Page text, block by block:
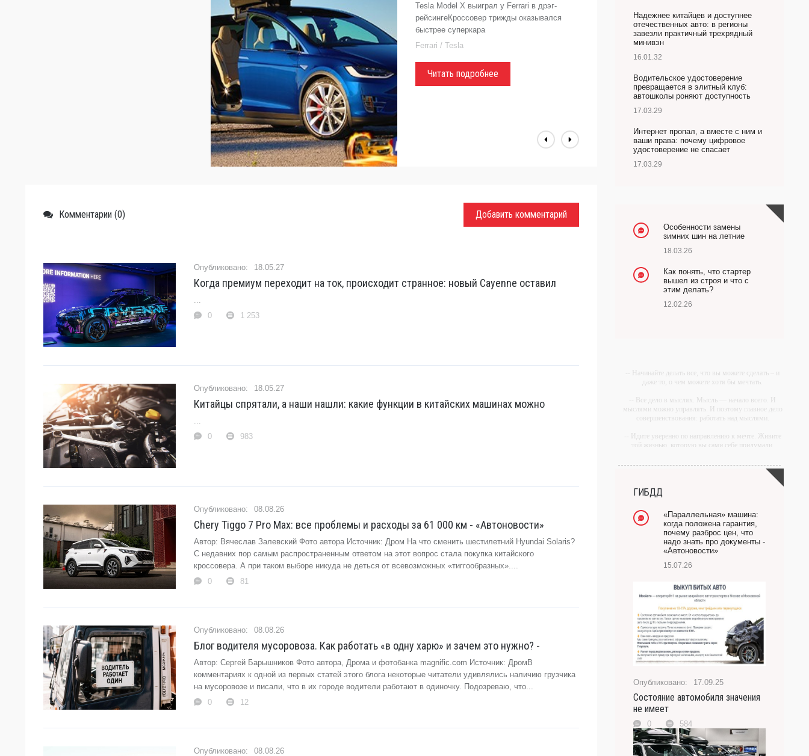
Tesla Model X выиграл у Ferrari в дрэг-
рейсингеКроссовер трижды оказывался
быстрее суперкара
Ferrari / Tesla
Читать подробнее
Комментарии (0) Добавить комментарий
18.05.27
Когда премиум переходит на ток, происходит странное: новый Cayenne оставил
0
1 253
18.05.27
Китайцы спрятали, а наши нашли: какие функции в китайских машинах можно
0
983
08.08.26
Chery Tiggo 7 Pro Max: все проблемы и расходы за 61 000 км - «Автоновости»
Автор: Вячеслав Залевский Фото автора Источник: Дром На что сменить шестилетний Hyundai Solaris?
С недавних пор самым распространенным ответом на этот вопрос стала покупка китайского
кроссовера. А при таком выборе никуда не деться от всевозможных «тиггообразных»....
0
81
08.08.26
Блог водителя мусоровоза. Как работать «в одну харю» и зачем это нужно? -
Автор: Сергей Барышников Фото автора, Дрома и фотобанка magnific.com Источник: ДромВ
комментариях к одной из первых статей этого блога некоторые читатели удивлялись наличию грузчика
на мусоровозе и писали, что в их городе водители работают в одиночку. Подозреваю, что...
0
12
08.08.26
Надежнее китайцев и доступнее
отечественных авто: в регионы
завезли практичный трехрядный
минивэн
16.01.32
Водительское удостоверение
превращается в элитный клуб:
автошколы роняют доступность
17.03.29
Интернет пропал, а вместе с ним и
ваши права: почему цифровое
удостоверение не спасает
17.03.29
Особенности замены
зимних шин на летние
18.03.26
Как понять, что стартер
вышел из строя и что с
этим делать?
12.02.26
-- Начинайте делать все, что вы можете сделать – и
даже то, о чем можете хотя бы мечтать.
-- Все дело в мыслях. Мысль — начало всего. И
мыслями можно управлять. И поэтому главное дело
совершенствования: работать над мыслями.
-- Идите уверенно по направлению к мечте. Живите
той жизнью, которую вы сами себе придумали.
-- Самое большое богатство — это ум. Самая
большая нищета — глупость. Из всех страхов самый
-- Лучшее, что можно сделать с хорошим советом,
это пропустить его мимо ушей. Он никогда не бывает
полезен никому, кроме того, кто его дал.
-- Люблю давать советы и очень не люблю, когда их
дают мне.
ГИБДД
«Параллельная» машина:
когда положена гарантия,
почему разброс цен, что
надо знать про документы -
«Автоновости»
15.07.26
17.09.25
Состояние автомобиля значения
не имеет
0 584